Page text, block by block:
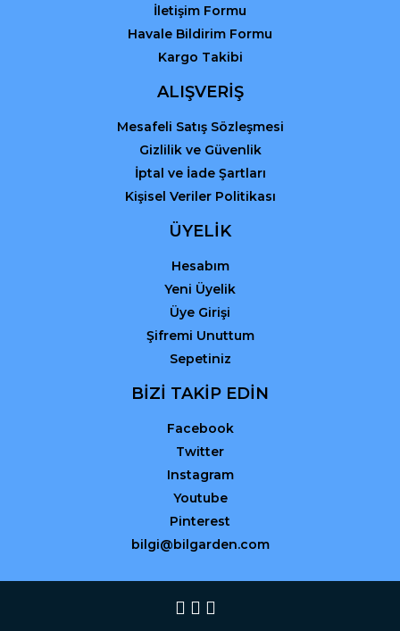
Gönder
İletişim Formu
Havale Bildirim Formu
Kargo Takibi
ALIŞVERİŞ
Mesafeli Satış Sözleşmesi
Gizlilik ve Güvenlik
İptal ve İade Şartları
Kişisel Veriler Politikası
ÜYELİK
Hesabım
Yeni Üyelik
Üye Girişi
Şifremi Unuttum
Sepetiniz
BİZİ TAKİP EDİN
Facebook
Twitter
Instagram
Youtube
Pinterest
bilgi@bilgarden.com